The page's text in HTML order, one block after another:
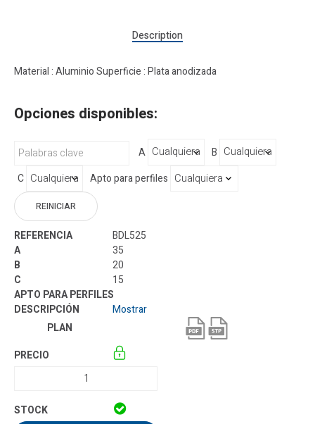
Description
Material : Aluminio Superficie : Plata anodizada
Opciones disponibles:
A
B
C
Apto para perfiles
REINICIAR
BDL525
35
20
15
Mostrar